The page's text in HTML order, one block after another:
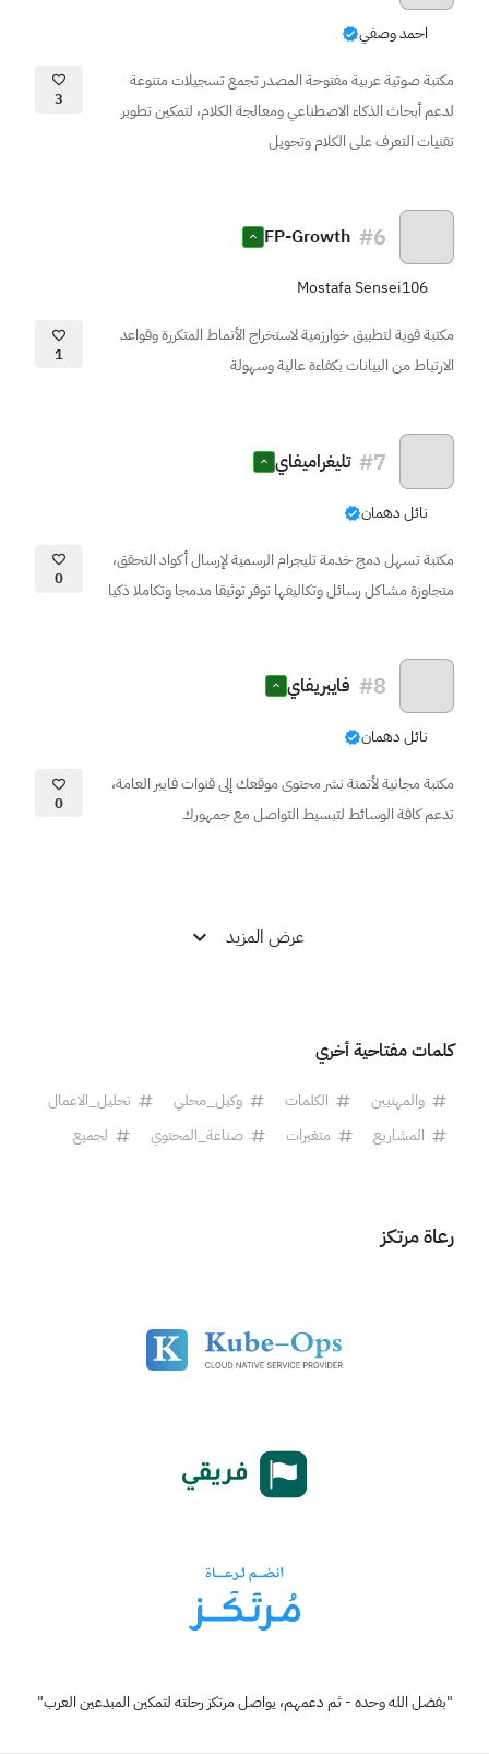
احمد وصفي
مكتبة صوتية عربية مفتوحة المصدر تجمع تسجيلات متنوعة
لدعم أبحاث الذكاء الاصطناعي ومعالجة الكلام، لتمكين تطوير
تقنيات التعرف على الكلام وتحويل
3
#6
FP-Growth
Mostafa Sensei106
مكتبة قوية لتطبيق خوارزمية لاستخراج الأنماط المتكررة وقواعد
الارتباط من البيانات بكفاءة عالية وسهولة
1
#7 تليغراميفاي
نائل دهمان
مكتبة تسهل دمج خدمة تليجرام الرسمية لإرسال أكواد التحقق،
متجاوزة مشاكل رسائل وتكاليفها توفر توثيقا مدمجا وتكاملا ذكيا
0
#8 فايبريفاي
نائل دهمان
مكتبة مجانية لأتمتة نشر محتوى موقعك إلى قنوات فايبر العامة،
تدعم كافة الوسائط لتبسيط التواصل مع جمهورك
0
عرض المزيد
كلمات مفتاحية أخري
والمهنيين الكلمات وكيل_محلي
تحليل_الاعمال
المشاريع
متغيرات صناعة_المحتوي لجميع
رعاة مرتكز
"بفضل الله وحده - ثم دعمهم، يواصل مرتكز رحلته لتمكين المبدعين العرب"